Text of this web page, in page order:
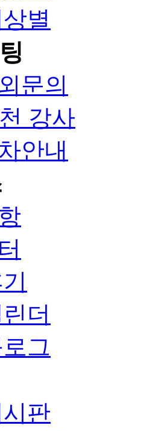
별
문의
강사
안내
더
그
판